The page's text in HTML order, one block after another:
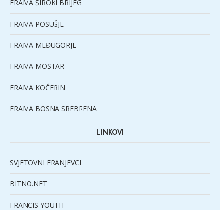
FRAMA ŠIROKI BRIJEG
FRAMA POSUŠJE
FRAMA MEĐUGORJE
FRAMA MOSTAR
FRAMA KOČERIN
FRAMA BOSNA SREBRENA
LINKOVI
SVJETOVNI FRANJEVCI
BITNO.NET
FRANCIS YOUTH